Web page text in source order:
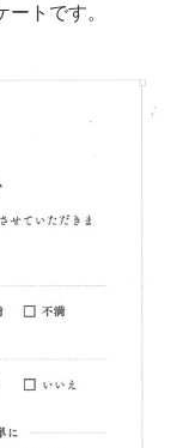
トです。